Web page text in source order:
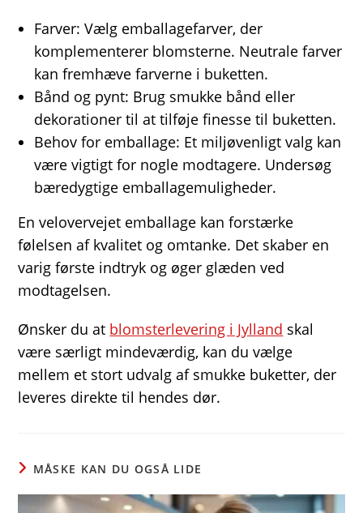
Farver: Vælg emballagefarver, der
komplementerer blomsterne. Neutrale farver
kan fremhæve farverne i buketten.
Bånd og pynt: Brug smukke bånd eller
dekorationer til at tilføje finesse til buketten.
Behov for emballage: Et miljøvenligt valg kan
være vigtigt for nogle modtagere. Undersøg
bæredygtige emballagemuligheder.
En velovervejet emballage kan forstærke
følelsen af kvalitet og omtanke. Det skaber en
varig første indtryk og øger glæden ved
modtagelsen.
Ønsker du at blomsterlevering i Jylland skal
være særligt mindeværdig, kan du vælge
mellem et stort udvalg af smukke buketter, der
leveres direkte til hendes dør.
MÅSKE KAN DU OGSÅ LIDE